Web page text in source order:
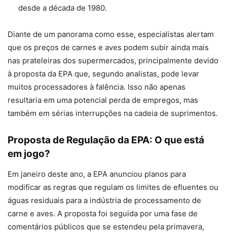
desde a década de 1980.
Diante de um panorama como esse, especialistas alertam
que os preços de carnes e aves podem subir ainda mais
nas prateleiras dos supermercados, principalmente devido
à proposta da EPA que, segundo analistas, pode levar
muitos processadores à falência. Isso não apenas
resultaria em uma potencial perda de empregos, mas
também em sérias interrupções na cadeia de suprimentos.
Proposta de Regulação da EPA: O que está
em jogo?
Em janeiro deste ano, a EPA anunciou planos para
modificar as regras que regulam os limites de efluentes ou
águas residuais para a indústria de processamento de
carne e aves. A proposta foi seguida por uma fase de
comentários públicos que se estendeu pela primavera,